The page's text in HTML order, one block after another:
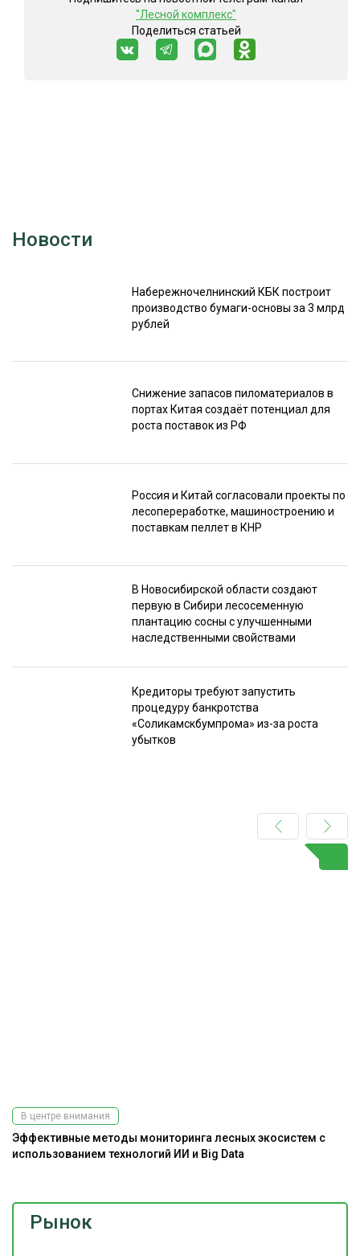
"Лесной комплекс"
Поделиться статьей
Новости
Набережночелнинский КБК построит
производство бумаги-основы за 3 млрд
рублей
Снижение запасов пиломатериалов в
портах Китая создаёт потенциал для
роста поставок из РФ
Россия и Китай согласовали проекты по
лесопереработке, машиностроению и
поставкам пеллет в КНР
В Новосибирской области создают
первую в Сибири лесосеменную
плантацию сосны с улучшенными
наследственными свойствами
Кредиторы требуют запустить
процедуру банкротства
«Соликамскбумпрома» из-за роста
убытков
Рынок
В центре внимания
Эффективные методы мониторинга лесных экосистем с
использованием технологий ИИ и Big Data